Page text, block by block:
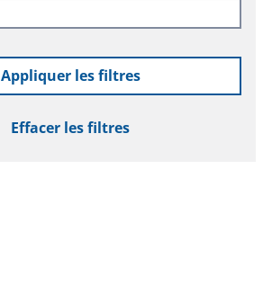
Appliquer les filtres
Effacer les filtres